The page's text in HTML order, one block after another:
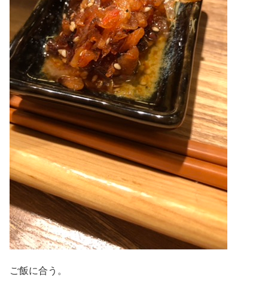
ご飯に合う。